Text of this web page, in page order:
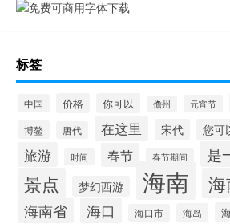
标签
中国 价格 你可以 儋州 元宵节
博鳌 唐代 在这里 宋代 您可
旅游 时间 春节 春节期间 是
景点 梦幻西游 海南
海南省 海口 海口市 海岛